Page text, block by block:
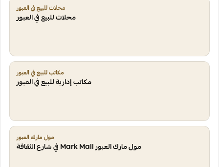
محلات للبيع في العبور
محلات للبيع في العبور
مكاتب للبيع في العبور
مكاتب إدارية للبيع في العبور
مول مارك العبور
مول مارك العبور Mark Mall في شارع الثقافة